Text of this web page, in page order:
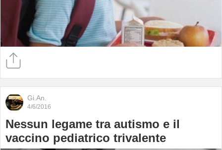
Gi.An.
4/6/2016
Nessun legame tra autismo e il
vaccino pediatrico trivalente